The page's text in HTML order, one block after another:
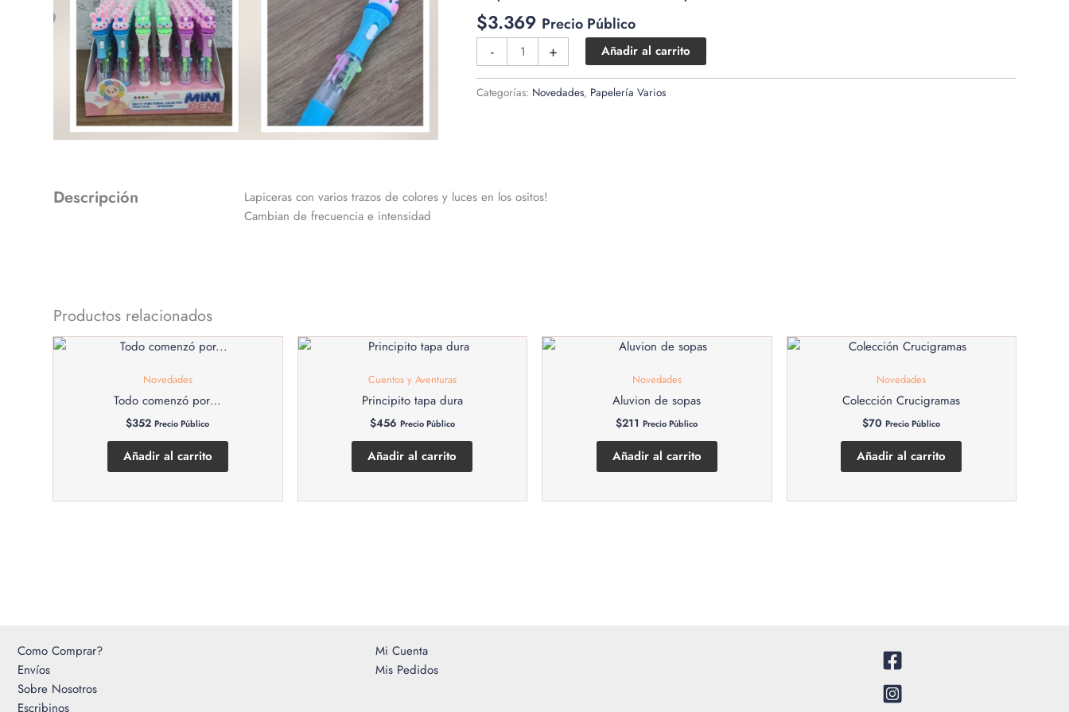
$3.369 Precio Público
-
Lapiceras
con
luces
+ Añadir al carrito
Categorías: Novedades, Papelería Varios
Descripción
Lapiceras con varios trazos de colores y luces en los ositos!
Cambian de frecuencia e intensidad
Productos relacionados
Novedades
Todo comenzó por…
$352 Precio Público
Añadir al carrito
Cuentos y Aventuras
Principito tapa dura
$456 Precio Público
Añadir al carrito
Novedades
Aluvion de sopas
$211 Precio Público
Añadir al carrito
Novedades
Colección Crucigramas
$70 Precio Público
Añadir al carrito
Como Comprar?
Envíos
Sobre Nosotros
Escribinos
Mi Cuenta
Mis Pedidos